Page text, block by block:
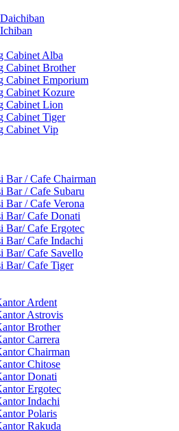
Cabinet Alba
Cabinet Brother
Cabinet Emporium
Cabinet Kozure
Cabinet Lion
Cabinet Tiger
Cabinet Vip
Bar / Cafe Chairman
Bar / Cafe Subaru
Bar / Cafe Verona
Bar/ Cafe Donati
Bar/ Cafe Ergotec
Bar/ Cafe Indachi
Bar/ Cafe Savello
Bar/ Cafe Tiger
Ardent
Astrovis
Brother
Carrera
Chairman
Chitose
Donati
Ergotec
Indachi
Polaris
Rakuda